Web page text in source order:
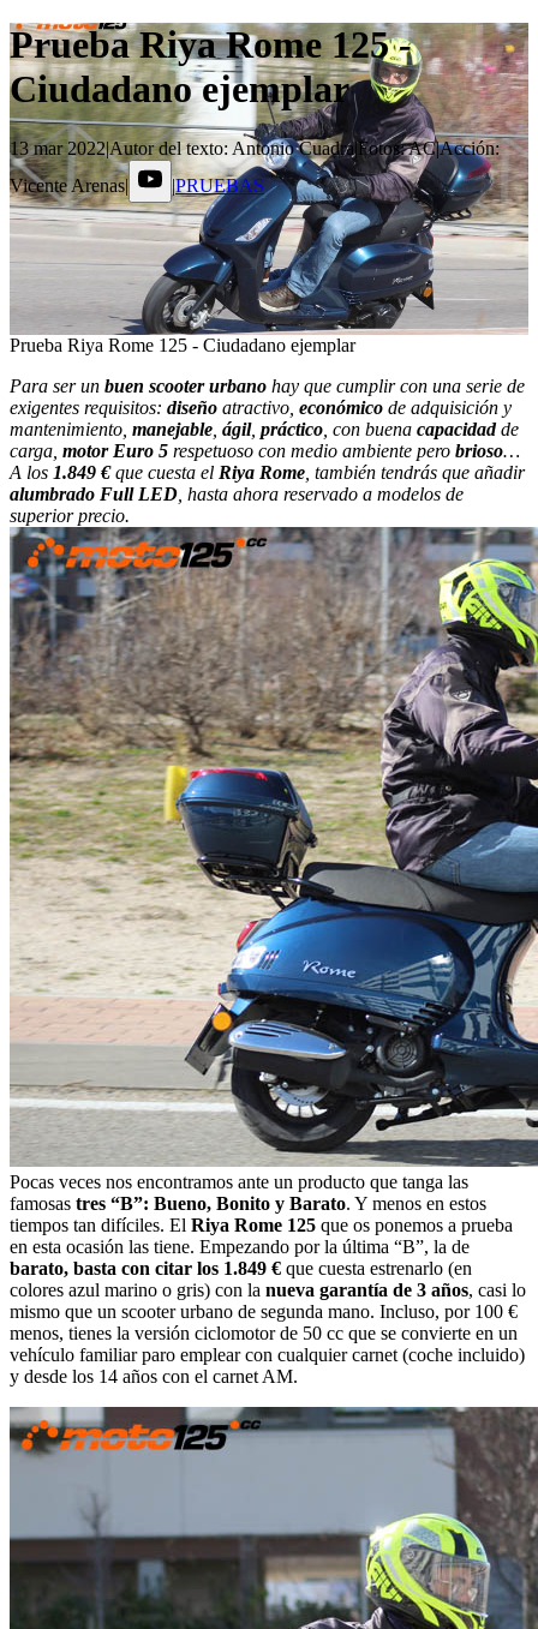
Prueba Riya Rome 125 -
Ciudadano ejemplar
13 mar 2022|Autor del texto: Antonio Cuadra|Fotos:AC|Acción:
Vicente Arenas| |PRUEBAS
Prueba Riya Rome 125 - Ciudadano ejemplar
Para ser un buen scooter urbano hay que cumplir con una serie de
exigentes requisitos: diseño atractivo, económico de adquisición y
mantenimiento, manejable, ágil, práctico, con buena capacidadde
carga, motor Euro 5 respetuoso con medio ambiente pero brioso…
A los 1.849 €que cuesta el Riya Rome, también tendrás que añadir
alumbrado Full LED, hasta ahora reservado a modelos de
superior precio.
Pocas veces nos encontramos ante un producto que tanga las
famosas tres “B”: Bueno, Bonito y Barato. Y menos en estos
tiempos tan difíciles. El Riya Rome 125 que os ponemos a prueba
en esta ocasión las tiene. Empezando por la última “B”, la de
barato, basta con citar los 1.849 € que cuesta estrenarlo (en
colores azul marino o gris) con la nueva garantía de 3 años, casi lo
mismo que un scooter urbano de segunda mano. Incluso, por 100 €
menos, tienes la versión ciclomotor de 50 cc que se convierte en un
vehículo familiar paro emplear con cualquier carnet (coche incluido)
y desde los 14 años con el carnet AM.